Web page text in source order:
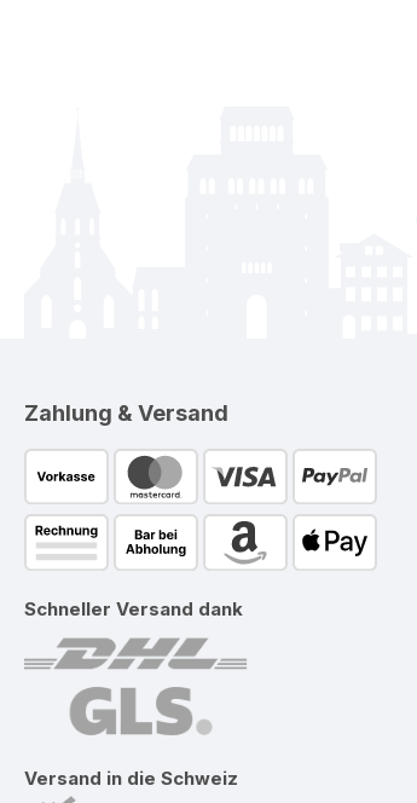
Zahlung & Versand
Schneller Versand dank
Versand in die Schweiz